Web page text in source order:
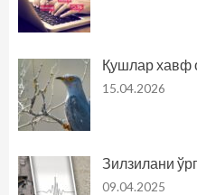
Қушлар хавф
15.04.2026
Зилзилани
09.04.2025